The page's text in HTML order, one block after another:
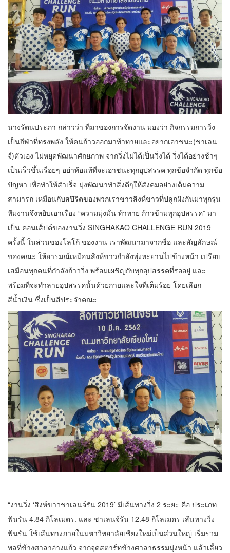
นางรัตนประภา กล่าวว่า ที่มาของการจัดงาน มองว่า กิจกรรมการวิ่ง
เป็นกีฬาที่ทรงพลัง ให้คนก้าวออกมาท้าทายและอยากเอาชนะ(ชาเลน
จ์)ตัวเอง ไม่หยุดพัฒนาศักยภาพ จากวิ่งไม่ได้เป็นวิ่งได้ วิ่งได้อย่างช้าๆ
เป็นเร็วขึ้นเรื่อยๆ อย่าท้อแท้ที่จะเอาชนะทุกอุปสรรค ทุกข้อจำกัด ทุกข้อ
ปัญหา เพื่อทำให้สำเร็จ มุ่งพัฒนาทำสิ่งดีๆให้สังคมอย่างเต็มความ
สามารถ เหมือนกับสปิริตของพวกเราชาวสิงห์ขาวที่ปลูกฝังกันมาทุกรุ่น
ทีมงานจึงหยิบเอาเรื่อง “ความมุ่งมั่น ท้าทาย ก้าวข้ามทุกอุปสรรค” มา
เป็น คอนเส็ปต์ของงานวิ่ง SINGHAKAO CHALLENGE RUN 2019
ครั้งนี้ ในส่วนของโลโก้ ของงาน เราพัฒนามาจากชื่อ และสัญลักษณ์
ของคณะ ให้อารมณ์เหมือนสิงห์ขาวกำลังพุ่งทะยานไปข้างหน้า เปรียบ
เสมือนทุกคนที่กำลังก้าววิ่ง พร้อมเผชิญกับทุกอุปสรรคที่รออยู่ และ
พร้อมที่จะทำลายอุปสรรคนั้นด้วยกายและใจที่เต็มร้อย โดยเลือก
สีน้ำเงิน ซึ่งเป็นสีประจำคณะ
“งานวิ่ง ‘สิงห์ขาวชาเลนจ์รัน 2019’ มีเส้นทางวิ่ง 2 ระยะ คือ ประเภท
ฟันรัน 4.84 กิโลเมตร. และ ชาเลนจ์รัน 12.48 กิโลเมตร เส้นทางวิ่ง
ฟันรัน ใช้เส้นทางภายในมหาวิทยาลัยเชียงใหม่เป็นส่วนใหญ่ เริ่มรวม
พลที่ข้างศาลาอ่างแก้ว จากจุดสตาร์ทข้างศาลาธรรมมุ่งหน้า แล้วเลี้ยว